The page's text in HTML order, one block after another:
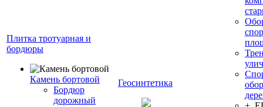
Плитка тротуарная и
бордюры
Камень бортовой
Бордюр
дорожный
Геосинтетика